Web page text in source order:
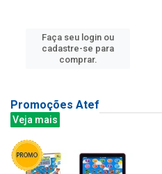
Faça seu login ou
cadastre-se para
comprar.
Promoções Atef
Veja mais